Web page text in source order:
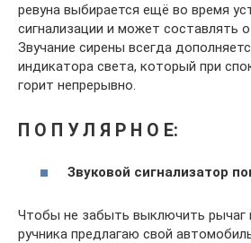
ревуна выбирается ещё во время
сигнализации и может составлять
Звучание сирены всегда
индикатора света, который при
горит непрерывно.
П О П У Л Я Р Н О Е:
Звуковой сигнализатор
Чтобы не забыть выключить рычаг
ручника предлагаю свой